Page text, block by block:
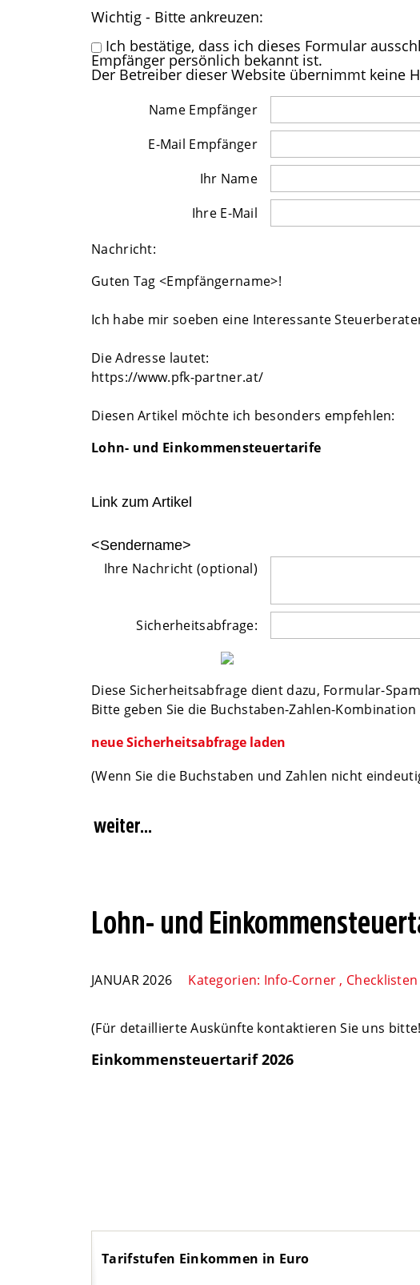
Wichtig - Bitte ankreuzen:
Ich bestätige, dass ich dieses Formular
Empfänger persönlich bekannt ist.
Der Betreiber dieser Website übernimmt keine
Name Empfänger
E-Mail Empfänger
Ihr Name
Ihre E-Mail
Nachricht:
Guten Tag <Empfängername>!
Ich habe mir soeben eine Interessante
Die Adresse lautet:
https://www.pfk-partner.at/
Diesen Artikel möchte ich besonders empfehlen:
Lohn- und Einkommensteuertarife
Link zum Artikel
<Sendername>
Ihre Nachricht (optional)
Sicherheitsabfrage:
Diese Sicherheitsabfrage dient dazu, Formular-
Bitte geben Sie die Buchstaben-Zahlen-Kombination
neue Sicherheitsabfrage laden
(Wenn Sie die Buchstaben und Zahlen nicht
Lohn- und
JANUAR 2026 Kategorien: Info-Corner , Checklisten
(Für detaillierte Auskünfte kontaktieren Sie uns
Einkommensteuertarif 2026
Tarifstufen Einkommen in Euro